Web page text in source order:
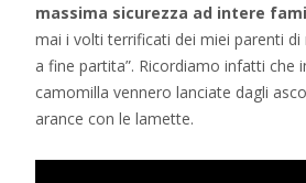
massima sicurezza ad intere
mai i volti terrificati dei miei parenti
a fine partita”. Ricordiamo infatti che
camomilla vennero lanciate dagli
arance con le lamette.